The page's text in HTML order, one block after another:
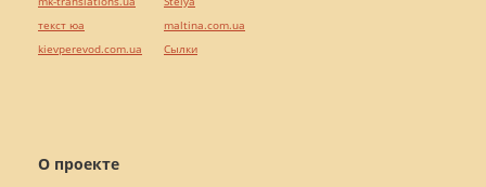
О проекте
текст юа
kievperevod.com.ua
maltina.com.ua
Cылки